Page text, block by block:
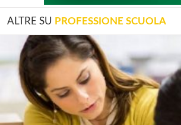
ALTRE SU PROFESSIONE SCUOLA